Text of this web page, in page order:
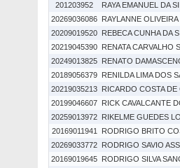
201203952
RAYA EMANUEL DA
20269036086 RAYLANNE
20209019520 REBECA CUNHA DA
20219045390 RENATA CARVALHO
20249013825 RENATO
20189056379 RENILDA LIMA DOS
20219035213 RICARDO COSTA DE
20199046607 RICK CAVALCANTE
20259013972 RIKELME GUEDES
20169011941
RODRIGO BRITO
20269033772 RODRIGO SAVIO
20169019645 RODRIGO SILVA